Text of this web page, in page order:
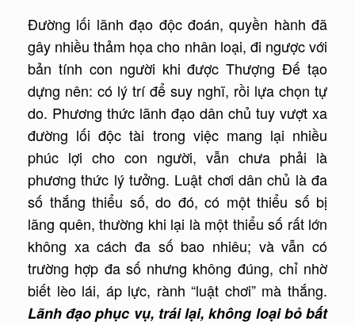
Đường lối lãnh đạo độc đoán, quyền hành đã
gây nhiều thảm họa cho nhân loại, đi ngược với
bản tính con người khi được Thượng Đế tạo
dựng nên: có lý trí để suy nghĩ, rồi lựa chọn tự
do. Phương thức lãnh đạo dân chủ tuy vượt xa
đường lối độc tài trong việc mang lại nhiều
phúc lợi cho con người, vẫn chưa phải là
phương thức lý tưởng. Luật chơi dân chủ là đa
số thắng thiểu số, do đó, có một thiểu số bị
lãng quên, thường khi lại là một thiểu số rất lớn
không xa cách đa số bao nhiêu; và vẫn có
trường hợp đa số nhưng không đúng, chỉ nhờ
biết lèo lái, áp lực, rành “luật chơi” mà thắng.
Lãnh đạo phục vụ, trái lại, không loại bỏ bất